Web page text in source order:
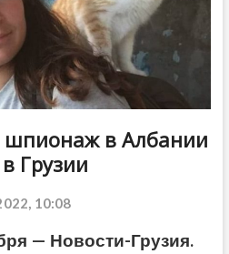
шпионаж в Албании
Грузии
10:08
— Новости-Грузия.